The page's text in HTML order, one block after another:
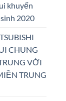
khuyến
2020
CHUNG
VỚI
TRUNG